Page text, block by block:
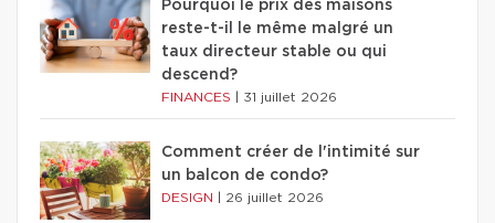
Pourquoi le prix des maisons
reste-t-il le même malgré un
taux directeur stable ou qui
descend?
FINANCES 31 juillet 2026
Comment créer de l'intimité sur
un balcon de condo?
DESIGN 26 juillet 2026